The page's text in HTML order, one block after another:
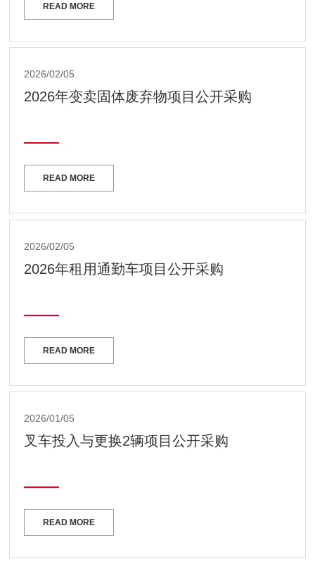
READ MORE
2026/02/05
2026年变卖固体废弃物项目公开采购
READ MORE
2026/02/05
2026年租用通勤车项目公开采购
READ MORE
2026/01/05
叉车投入与更换2辆项目公开采购
READ MORE